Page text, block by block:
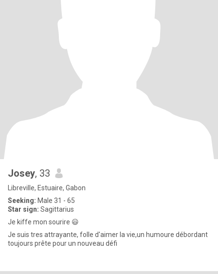
Josey, 33
Libreville, Estuaire, Gabon
Seeking: Male 31 - 65
Star sign: Sagittarius
Je kiffe mon sourire 😃
Je suis tres attrayante, folle d'aimer la vie,un humoure débordant
toujours prête pour un nouveau défi